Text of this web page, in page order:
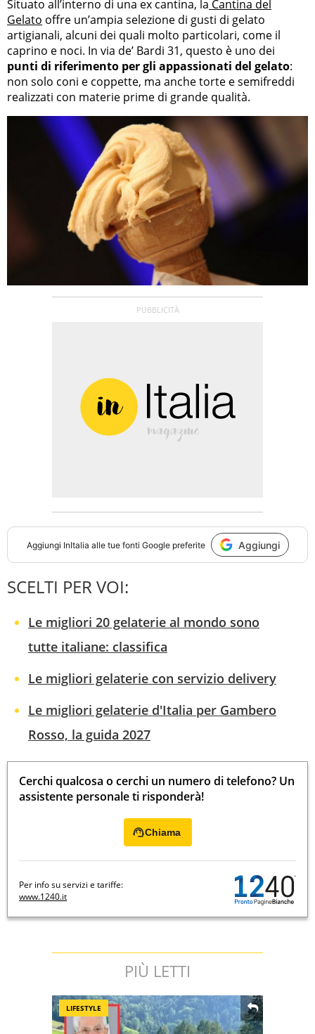
Situato all’interno di una ex cantina, la Cantina del
Gelato offre un’ampia selezione di gusti di gelato
artigianali, alcuni dei quali molto particolari, come il
caprino e noci. In via de’ Bardi 31, questo è uno dei
punti di riferimento per gli appassionati del gelato:
non solo coni e coppette, ma anche torte e semifreddi
realizzati con materie prime di grande qualità.
Aggiungi InItalia alle tue fonti Google preferite Aggiungi
SCELTI PER VOI:
Le migliori 20 gelaterie al mondo sono
tutte italiane: classifica
Le migliori gelaterie con servizio delivery
Le migliori gelaterie d'Italia per Gambero
Rosso, la guida 2027
Cerchi qualcosa o cerchi un numero di telefono? Un
assistente personale ti risponderà!
Chiama
Per info su servizi e tariffe:
www.1240.it
PIÙ LETTI
LIFESTYLE